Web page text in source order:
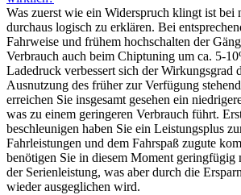
Was zuerst wie ein Widerspruch klingt ist bei
durchaus logisch zu erklären. Bei
Fahrweise und frühem hochschalten der
Verbrauch auch beim Chiptuning um ca. 5-
Ladedruck verbessert sich der Wirkungsgrad
Ausnutzung des früher zur Verfügung
erreichen Sie insgesamt gesehen ein
was zu einem geringeren Verbrauch führt.
beschleunigen haben Sie ein Leistungsplus
Fahrleistungen und dem Fahrspaß zugute
benötigen Sie in diesem Moment
der Serienleistung, was aber durch die
wieder ausgeglichen wird.